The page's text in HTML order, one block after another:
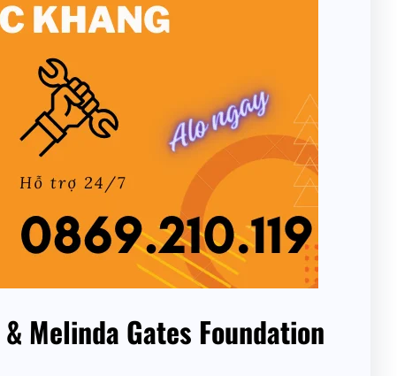
Melinda Gates Foundation